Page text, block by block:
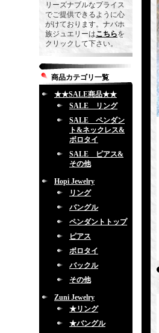
リーズナブルなプライス
でご提供できるように心
がけております。ナバホ
族ジュエリーはこちらを
クリックして下さい。
商品カテゴリ一覧
★★SALE商品★★
SALE リング
SALE ペンダン
ト&ネックレス&
ボロタイ
SALE ピアス&
その他
Hopi Jewelry
リング
バングル
ペンダントトップ
ピアス
ボロタイ
バックル
その他
Zuni Jewelry
★リング
★バングル